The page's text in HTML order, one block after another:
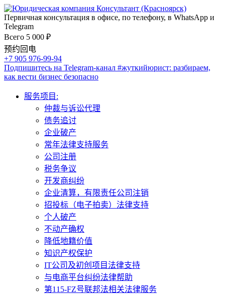
Первичная консультация в офисе, по телефону, в WhatsApp и
Telegram
Всего 5 000 ₽
预约回电
+7 905 976-99-94
Подпишитесь на Telegram-канал #жуткийюрист: разбираем,
как вести бизнес безопасно
服务项目:
仲裁与诉讼代理
债务追讨
企业破产
常年法律支持服务
公司注册
税务争议
开发商纠纷
企业清算，有限责任公司注销
招投标（电子拍卖）法律支持
个人破产
不动产确权
降低地籍价值
知识产权保护
IT公司及初创项目法律支持
与电商平台纠纷法律帮助
第115-FZ号联邦法相关法律服务